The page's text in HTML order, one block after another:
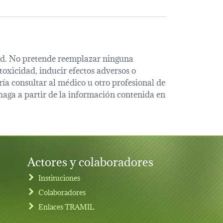
No pretende reemplazar ninguna
inducir efectos adversos o
consultar al médico u otro profesional de
a partir de la información contenida en
Actores y colaboradores
Instituciones
Colaboradores
Enlaces TRAMIL